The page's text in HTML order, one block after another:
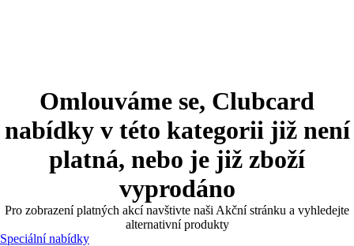
Omlouváme se, Clubcard
nabídky v této kategorii již není
platná, nebo je již zboží
vyprodáno
Pro zobrazení platných akcí navštivte naši Akční stránku a vyhledejte
alternativní produkty
Speciální nabídky